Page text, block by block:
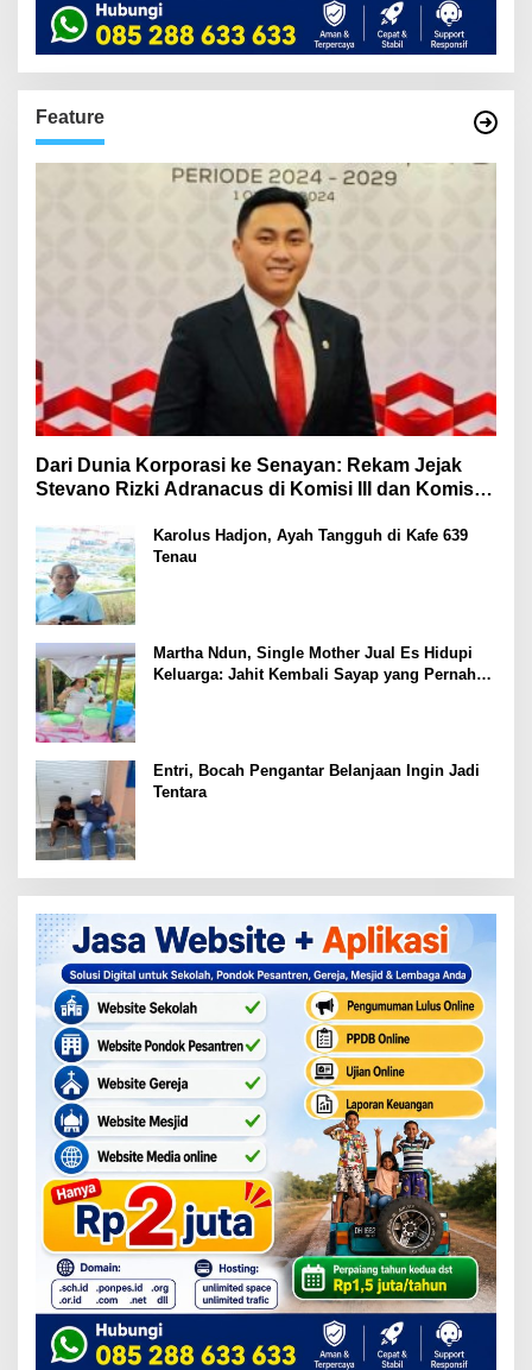
Feature
Dari Dunia Korporasi ke Senayan: Rekam Jejak
Stevano Rizki Adranacus di Komisi III dan Komisi X
Karolus Hadjon, Ayah Tangguh di Kafe 639
Tenau
Martha Ndun, Single Mother Jual Es Hidupi
Keluarga: Jahit Kembali Sayap yang Pernah
Entri, Bocah Pengantar Belanjaan Ingin Jadi
Tentara